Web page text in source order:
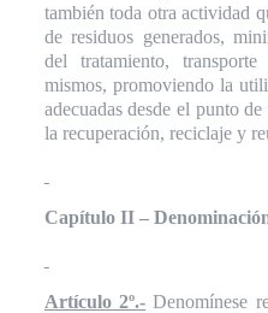
también toda otra actividad
de residuos generados,
del tratamiento,
mismos, promoviendo la
adecuadas desde el punto
la recuperación, reciclaje y
Capítulo II –
Artículo 2º.- Denomínese